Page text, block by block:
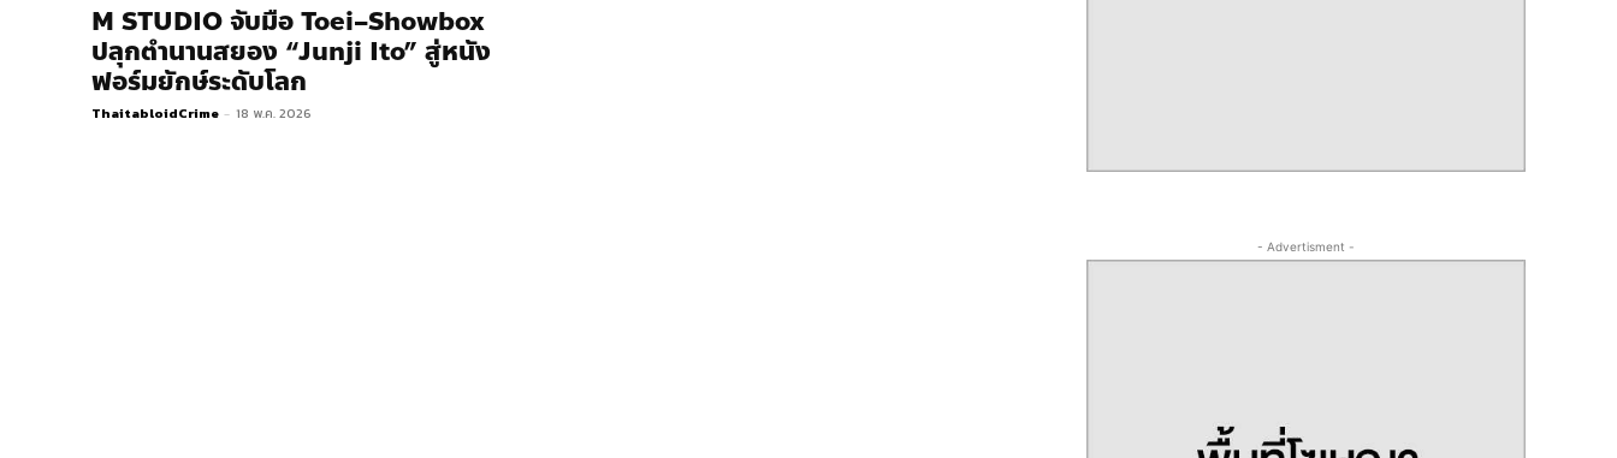
M STUDIO จับมือ Toei–Showbox
ปลุกตำนานสยอง “Junji Ito” สู่หนัง
ฟอร์มยักษ์ระดับโลก
ThaitabloidCrime - 18 พ.ค. 2026
- Advertisment -